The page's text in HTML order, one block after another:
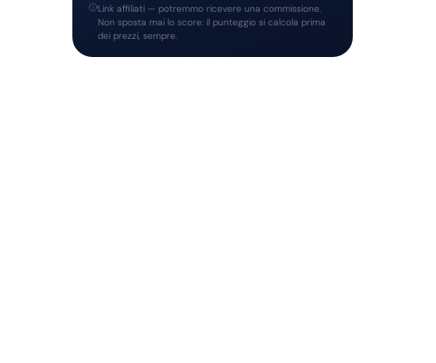
Link affiliati — potremmo ricevere una commissione.
Non sposta mai lo score: il punteggio si calcola prima
dei prezzi, sempre.